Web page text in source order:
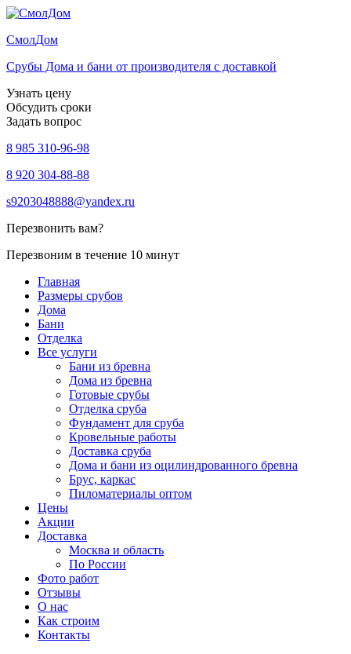
СмолДом
Срубы Дома и бани от производителя с доставкой
Узнать цену
Обсудить сроки
Задать вопрос
8 985 310-96-98
8 920 304-88-88
s9203048888@yandex.ru
Перезвонить вам?
Перезвоним в течение 10 минут
Главная
Размеры срубов
Дома
Бани
Отделка
Все услуги
Бани из бревна
Дома из бревна
Готовые срубы
Отделка сруба
Фундамент для сруба
Кровельные работы
Доставка сруба
Дома и бани из оцилиндрованного бревна
Брус, каркас
Пиломатериалы оптом
Цены
Акции
Доставка
Москва и область
По России
Фото работ
Отзывы
О нас
Как строим
Контакты